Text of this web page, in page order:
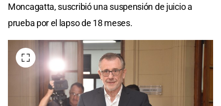
Moncagatta, suscribió una suspensión de juicio a
prueba por el lapso de 18 meses.